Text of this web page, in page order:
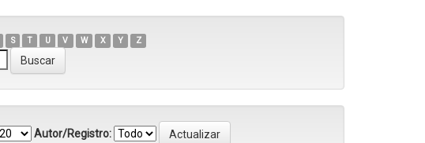
S T U V W X Y Z
Autor/Registro: